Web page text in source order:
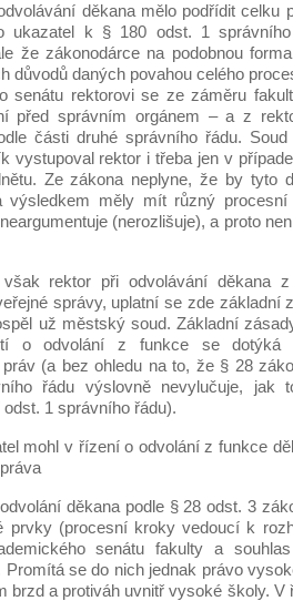
děkana mělo podřídit celku
ukazatel k § 180 odst. 1
že zákonodárce na podobnou
důvodů daných povahou celého
senátu rektorovi se ze záměru
před správním orgánem – a z
části druhé správního řádu.
vystupoval rektor i třeba jen v
Ze zákona neplyne, že by tyto
výsledkem měly mít různý
(nerozlišuje), a proto
rektor při odvolávání děkana
správy, uplatní se zde základní
už městský soud. Základní
o odvolání z funkce se dotýká
(a bez ohledu na to, že § 28
řádu výslovně nevylučuje, jak
1 správního řádu).
mohl v řízení o odvolání z funkce
děkana podle § 28 odst. 3
prvky (procesní kroky vedoucí k
senátu fakulty a
Promítá se do nich jednak právo
brzd a protiváh uvnitř vysoké školy. V